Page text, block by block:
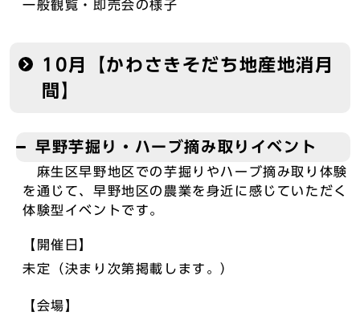
一般観覧・即売会の様子
10月【かわさきそだち地産地消月
間】
早野芋掘り・ハーブ摘み取りイベント
麻生区早野地区での芋掘りやハーブ摘み取り体験
を通じて、早野地区の農業を身近に感じていただく
体験型イベントです。
【開催日】
未定（決まり次第掲載します。）
【会場】